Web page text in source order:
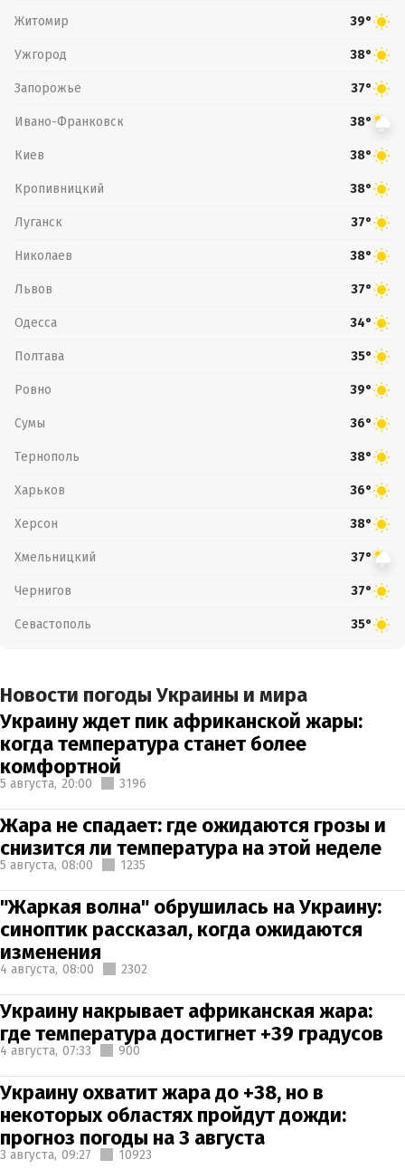
Житомир 39°
Ужгород 38°
Запорожье 37°
Ивано-Франковск 38°
Киев 38°
Кропивницкий 38°
Луганск 37°
Николаев 38°
Львов 37°
Одесса 34°
Полтава 35°
Ровно 39°
Сумы 36°
Тернополь 38°
Харьков 36°
Херсон 38°
Хмельницкий 37°
Чернигов 37°
Севастополь 35°
Новости погоды Украины и мира
Украину ждет пик африканской жары:
когда температура станет более
комфортной
5 августа, 20:00 3196
Жара не спадает: где ожидаются грозы и
снизится ли температура на этой неделе
5 августа, 08:00 1235
"Жаркая волна" обрушилась на Украину:
синоптик рассказал, когда ожидаются
изменения
4 августа, 08:00 2302
Украину накрывает африканская жара:
где температура достигнет +39 градусов
4 августа, 07:33 900
Украину охватит жара до +38, но в
некоторых областях пройдут дожди:
прогноз погоды на 3 августа
3 августа, 09:27 10923